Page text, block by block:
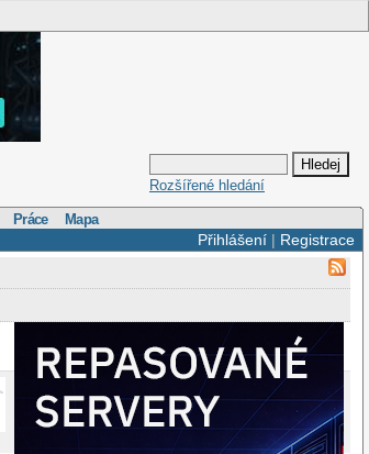
Rozšířené hledání
Práce Mapa
Přihlášení| Registrace